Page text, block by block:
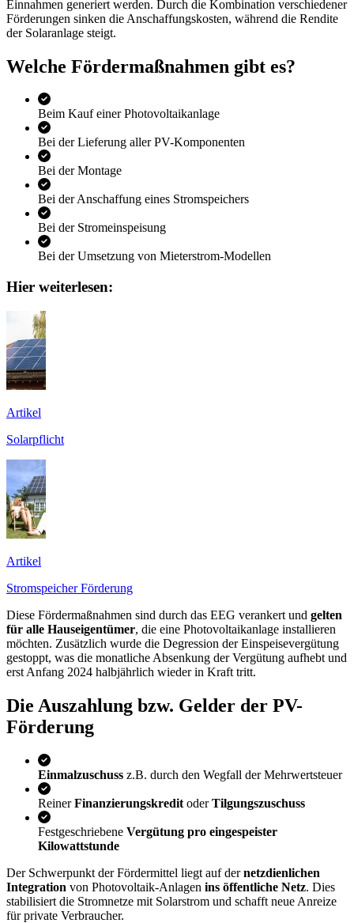
Einnahmen generiert werden. Durch die Kombination verschiedener
Förderungen sinken die Anschaffungskosten, während die Rendite
der Solaranlage steigt.
Welche Fördermaßnahmen gibt es?
Beim Kauf einer Photovoltaikanlage
Bei der Lieferung aller PV-Komponenten
Bei der Montage
Bei der Anschaffung eines Stromspeichers
Bei der Stromeinspeisung
Bei der Umsetzung von Mieterstrom-Modellen
Hier weiterlesen:
Artikel
Solarpflicht
Artikel
Stromspeicher Förderung
Diese Fördermaßnahmen sind durch das EEG verankert und gelten
für alle Hauseigentümer, die eine Photovoltaikanlage installieren
möchten. Zusätzlich wurde die Degression der Einspeisevergütung
gestoppt, was die monatliche Absenkung der Vergütung aufhebt und
erst Anfang 2024 halbjährlich wieder in Kraft tritt.
Die Auszahlung bzw. Gelder der PV-
Förderung
Einmalzuschuss z.B. durch den Wegfall der Mehrwertsteuer
ReinerFinanzierungskredit oderTilgungszuschuss
Festgeschriebene Vergütung pro eingespeister
Kilowattstunde
Der Schwerpunkt der Fördermittel liegt auf dernetzdienlichen
Integration von Photovoltaik-Anlagen ins öffentliche Netz. Dies
stabilisiert die Stromnetze mit Solarstrom und schafft neue Anreize
für private Verbraucher.